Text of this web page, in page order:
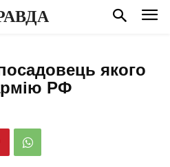
якого
РФ